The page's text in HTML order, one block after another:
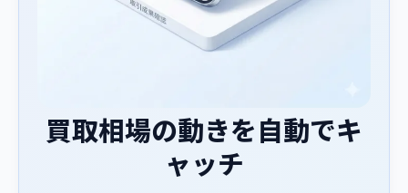
買取相場の動きを自動でキ
ャッチ